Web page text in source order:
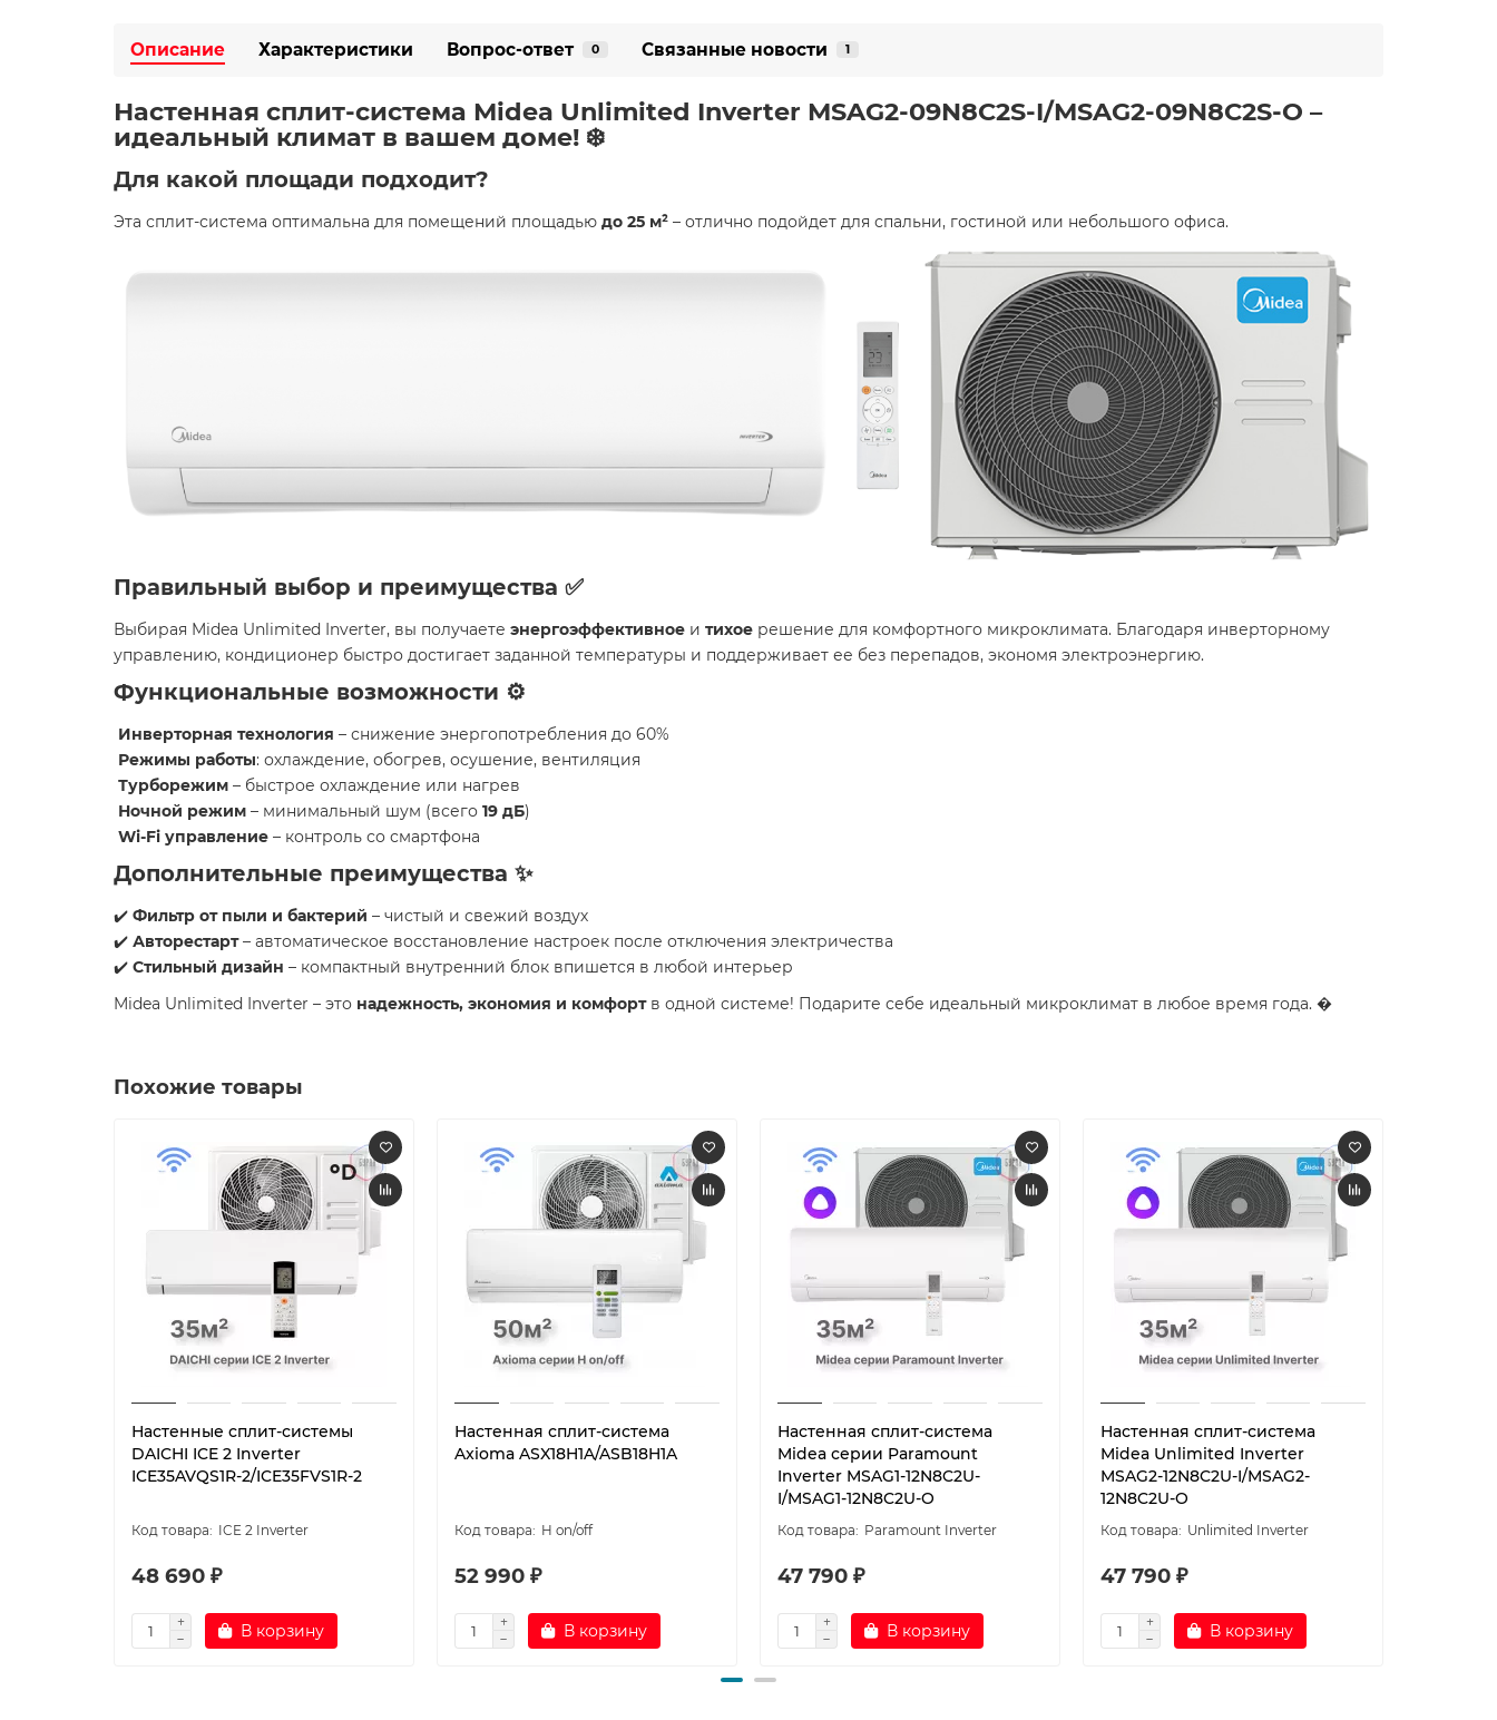
Описание Характеристики Вопрос-ответ 0 Связанные новости 1
Настенная сплит-система Midea Unlimited Inverter MSAG2-09N8C2S-I/MSAG2-09N8C2S-O –
идеальный климат в вашем доме! ️❄️
Для какой площади подходит?
Эта сплит-система оптимальна для помещений площадью до 25 м² – отлично подойдет для спальни, гостиной или небольшого офиса.
Правильный выбор и преимущества ✅
Выбирая Midea Unlimited Inverter, вы получаете энергоэффективное и тихое решение для комфортного микроклимата. Благодаря инверторному
управлению, кондиционер быстро достигает заданной температуры и поддерживает ее без перепадов, экономя электроэнергию.
Функциональные возможности ⚙️
Инверторная технология – снижение энергопотребления до 60%
Режимы работы: охлаждение, обогрев, осушение, вентиляция
Турборежим – быстрое охлаждение или нагрев
Ночной режим – минимальный шум (всего 19 дБ)
Wi-Fi управление – контроль со смартфона
Дополнительные преимущества ✨
✔️ Фильтр от пыли и бактерий – чистый и свежий воздух
✔️ Авторестарт– автоматическое восстановление настроек после отключения электричества
✔️ Стильный дизайн – компактный внутренний блок впишется в любой интерьер
Midea Unlimited Inverter – это надежность, экономия и комфортв одной системе! Подарите себе идеальный микроклимат в любое время года. �
Похожие товары
Настенные сплит-системы
DAICHI ICE 2 Inverter
ICE35AVQS1R-2/ICE35FVS1R-2
ICE 2 Inverter
48 690 ₽
В корзину
Настенная сплит-система
Axioma ASX18H1A/ASB18H1A
H on/off
52 990 ₽
В корзину
Настенная сплит-система
Midea серии Paramount
Inverter MSAG1-12N8C2U-
I/MSAG1-12N8C2U-O
Paramount Inverter
47 790 ₽
В корзину
Настенная сплит-система
Midea Unlimited Inverter
MSAG2-12N8C2U-I/MSAG2-
12N8C2U-O
Unlimited Inverter
47 790 ₽
В корзину